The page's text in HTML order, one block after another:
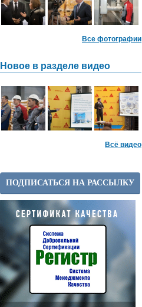
Все фотографии
Новое в разделе видео
Всё видео
ПОДПИСАТЬСЯ НА РАССЫЛКУ